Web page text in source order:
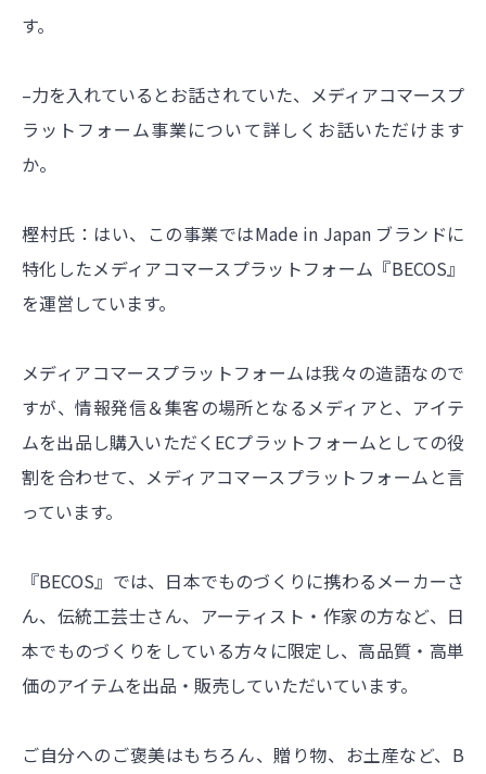
す。
–力を入れているとお話されていた、メディアコマースプ
ラットフォーム事業について詳しくお話いただけます
か。
樫村氏：はい、この事業ではMade in Japan ブランドに
特化したメディアコマースプラットフォーム『BECOS』
を運営しています。
メディアコマースプラットフォームは我々の造語なので
すが、情報発信＆集客の場所となるメディアと、アイテ
ムを出品し購入いただくECプラットフォームとしての役
割を合わせて、メディアコマースプラットフォームと言
っています。
『BECOS』では、日本でものづくりに携わるメーカーさ
ん、伝統工芸士さん、アーティスト・作家の方など、日
本でものづくりをしている方々に限定し、高品質・高単
価のアイテムを出品・販売していただいています。
ご自分へのご褒美はもちろん、贈り物、お土産など、B